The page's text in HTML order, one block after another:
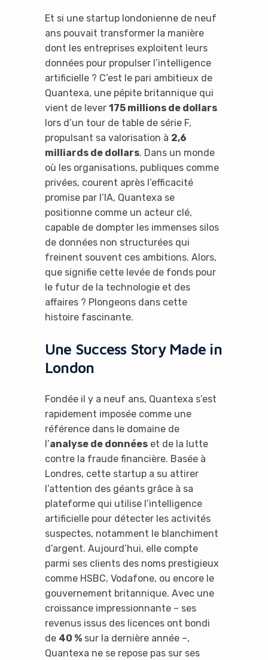
Et si une startup londonienne de neuf
ans pouvait transformer la manière
dont les entreprises exploitent leurs
données pour propulser l’intelligence
artificielle ? C’est le pari ambitieux de
Quantexa, une pépite britannique qui
vient de lever 175 millions de dollars
lors d’un tour de table de série F,
propulsant sa valorisation à 2,6
milliards de dollars. Dans un monde
où les organisations, publiques comme
privées, courent après l’efficacité
promise par l’IA, Quantexa se
positionne comme un acteur clé,
capable de dompter les immenses silos
de données non structurées qui
freinent souvent ces ambitions. Alors,
que signifie cette levée de fonds pour
le futur de la technologie et des
affaires ? Plongeons dans cette
histoire fascinante.
Une Success Story Made in
London
Fondée il y a neuf ans, Quantexa s’est
rapidement imposée comme une
référence dans le domaine de
l’analyse de donnéeset de la lutte
contre la fraude financière. Basée à
Londres, cette startup a su attirer
l’attention des géants grâce à sa
plateforme qui utilise l’intelligence
artificielle pour détecter les activités
suspectes, notamment le blanchiment
d’argent. Aujourd’hui, elle compte
parmi ses clients des noms prestigieux
comme HSBC, Vodafone, ou encore le
gouvernement britannique. Avec une
croissance impressionnante – ses
revenus issus des licences ont bondi
de 40 %sur la dernière année –,
Quantexa ne se repose pas sur ses